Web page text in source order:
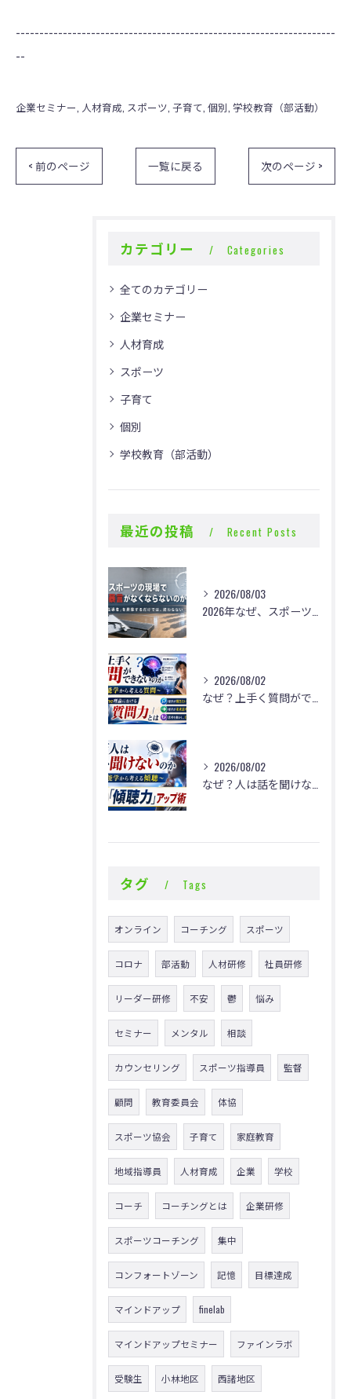
--------------------------------------------------------------------
--
企業セミナー 人材育成 スポーツ 子育て 個別 学校教育（部活動）
< 前のページ 一覧に戻る 次のページ >
カテゴリー Categories
全てのカテゴリー
企業セミナー
人材育成
スポーツ
子育て
個別
学校教育（部活動）
最近の投稿 Recent Posts
2026/08/03
2026年なぜ、スポーツの現場で体罰・暴言がなくならないのか？
2026/08/02
なぜ？上手く質問ができないのか
2026/08/02
なぜ？人は話を聞けないのか
タグ Tags
オンライン コーチング スポーツ
コロナ 部活動 人材研修 社員研修
リーダー研修 不安 鬱 悩み
セミナー メンタル 相談
カウンセリング スポーツ指導員 監督
顧問 教育委員会 体協
スポーツ協会 子育て 家庭教育
地域指導員 人材育成 企業 学校
コーチ コーチングとは 企業研修
スポーツコーチング 集中
コンフォートゾーン 記憶 目標達成
マインドアップ finelab
マインドアップセミナー ファインラボ
受験生 小林地区 西諸地区